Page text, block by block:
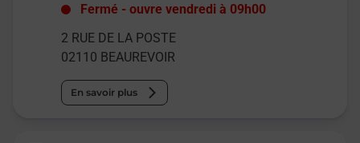
Fermé -ouvre vendredi à 09h00
2 RUE DE LA POSTE
02110 BEAUREVOIR
En savoir plus